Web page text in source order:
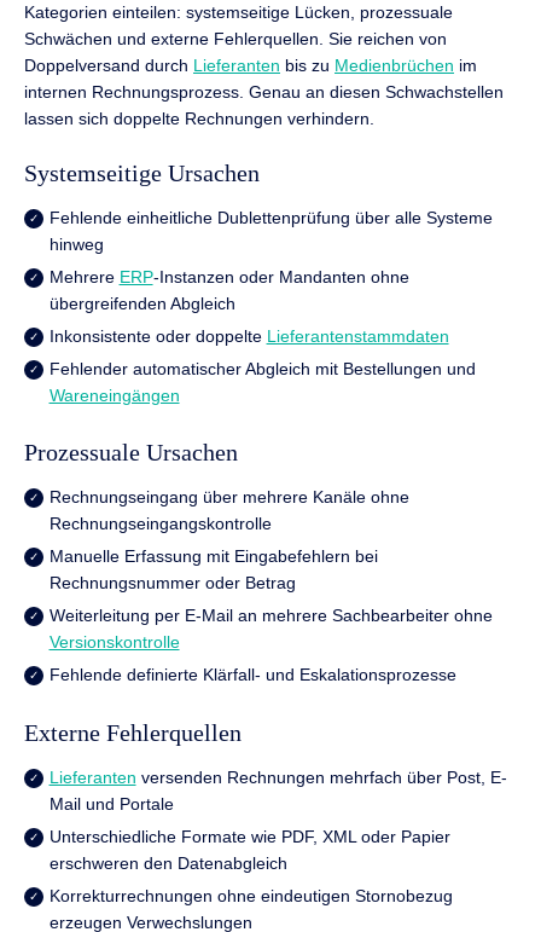
Kategorien einteilen: systemseitige Lücken, prozessuale
Schwächen und externe Fehlerquellen. Sie reichen von
Doppelversand durch Lieferanten bis zu Medienbrüchen im
internen Rechnungsprozess. Genau an diesen Schwachstellen
lassen sich doppelte Rechnungen verhindern.
Systemseitige Ursachen
Fehlende einheitliche Dublettenprüfung über alle Systeme
hinweg
Mehrere ERP-Instanzen oder Mandanten ohne
übergreifenden Abgleich
Inkonsistente oder doppelte Lieferantenstammdaten
Fehlender automatischer Abgleich mit Bestellungen und
Wareneingängen
Prozessuale Ursachen
Rechnungseingang über mehrere Kanäle ohne
Rechnungseingangskontrolle
Manuelle Erfassung mit Eingabefehlern bei
Rechnungsnummer oder Betrag
Weiterleitung per E-Mail an mehrere Sachbearbeiter ohne
Versionskontrolle
Fehlende definierte Klärfall- und Eskalationsprozesse
Externe Fehlerquellen
Lieferanten versenden Rechnungen mehrfach über Post, E-
Mail und Portale
Unterschiedliche Formate wie PDF, XML oder Papier
erschweren den Datenabgleich
Korrekturrechnungen ohne eindeutigen Stornobezug
erzeugen Verwechslungen